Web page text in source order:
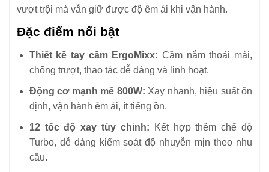
vượt trội mà vẫn giữ được độ êm ái khi vận hành.
Đặc điểm nổi bật
Thiết kế tay cầm ErgoMixx: Cầm nắm thoải mái,
chống trượt, thao tác dễ dàng và linh hoạt.
Động cơ mạnh mẽ 800W: Xay nhanh, hiệu suất ổn
định, vận hành êm ái, ít tiếng ồn.
12 tốc độ xay tùy chỉnh: Kết hợp thêm chế độ
Turbo, dễ dàng kiểm soát độ nhuyễn mịn theo nhu
cầu.